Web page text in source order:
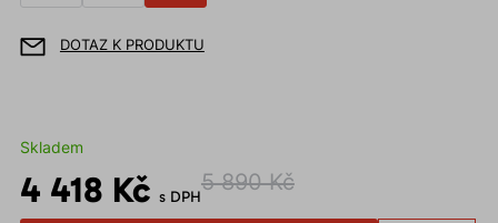
DOTAZ K PRODUKTU
Skladem
4 418 Kč s DPH
5 890 Kč